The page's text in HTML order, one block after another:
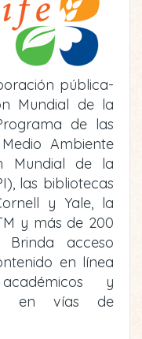
pública-
Mundial de la
de las
Ambiente
Mundial de la
las bibliotecas
y Yale, la
y más de 200
Brinda acceso
en línea
y
en vías de